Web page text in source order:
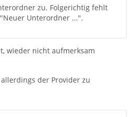
zu. Folgerichtig fehlt
Unterordner ...".
wieder nicht aufmerksam
der Provider zu